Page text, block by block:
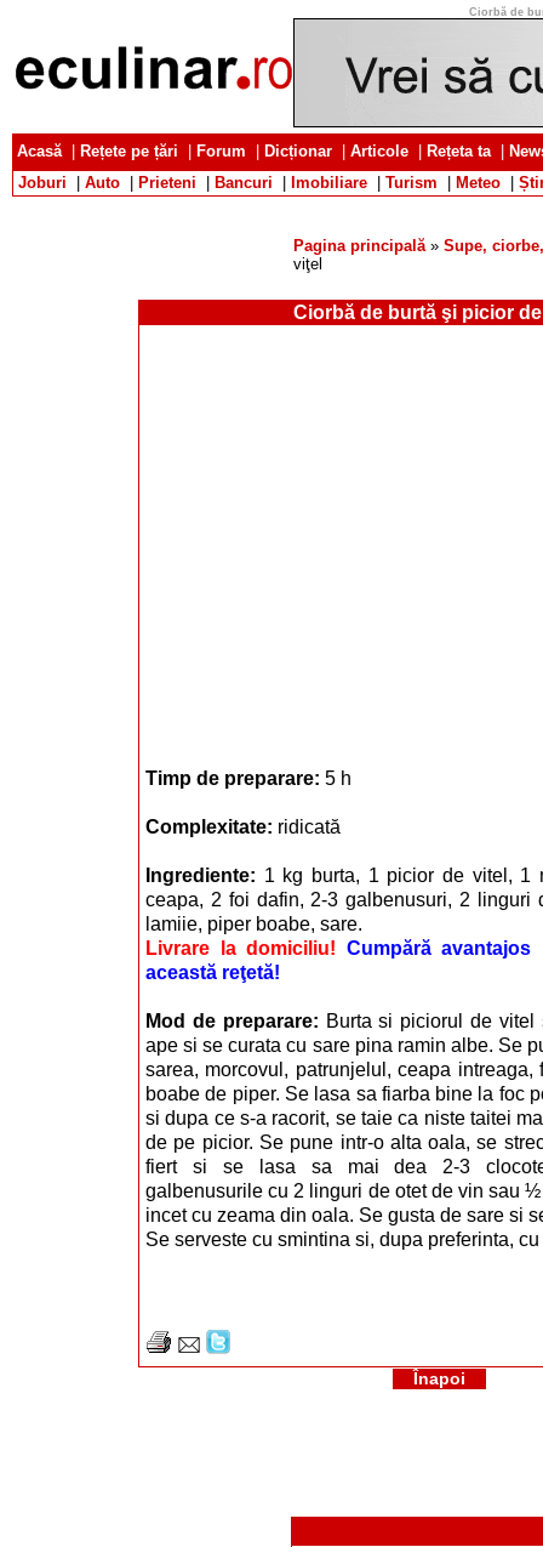
Ciorbă de
Acasă| Rețete pe țări Forum Dicționar Articole Rețeta ta|
Joburi
Auto Prieteni Bancuri Imobiliare Turism Meteo
Pagina principală» Supe,
viţel
Ciorbă de burtă şi picior
Timp de preparare: 5 h
Complexitate: ridicată
Ingrediente: 1 kg burta, 1 picior de vitel, 1
ceapa, 2 foi dafin, 2-3 galbenusuri, 2 linguri
lamiie, piper boabe, sare.
Livrare la domiciliu! Cumpără avantajos
această reţetă!
Mod de preparare: Burta si piciorul de
ape si se curata cu sare pina ramin albe. Se
sarea, morcovul, patrunjelul, ceapa
boabe de piper. Se lasa sa fiarba bine la foc
si dupa ce s-a racorit, se taie ca niste taitei
de pe picior. Se pune intr-o alta oala, se
fiert si se lasa sa mai dea 2-3
galbenusurile cu 2 linguri de otet de vin sau
incet cu zeama din oala. Se gusta de sare si
Se serveste cu smintina si, dupa preferinta,
Înapoi